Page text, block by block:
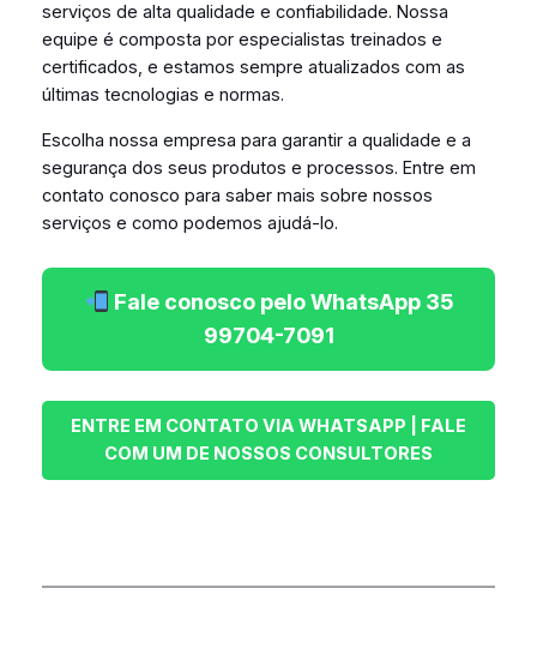
serviços de alta qualidade e confiabilidade. Nossa
equipe é composta por especialistas treinados e
certificados, e estamos sempre atualizados com as
últimas tecnologias e normas.
Escolha nossa empresa para garantir a qualidade e a
segurança dos seus produtos e processos. Entre em
contato conosco para saber mais sobre nossos
serviços e como podemos ajudá-lo.
Fale conosco pelo WhatsApp 35
99704-7091